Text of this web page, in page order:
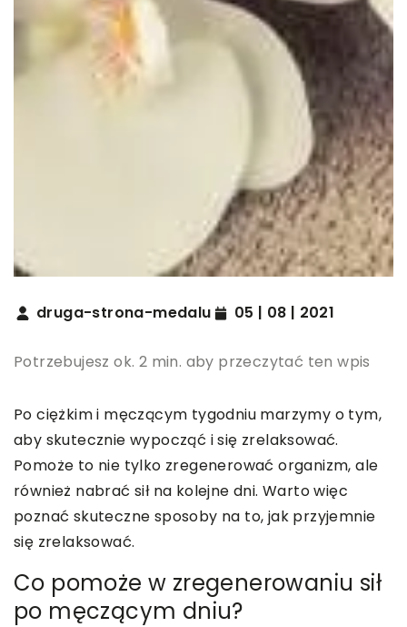
druga-strona-medalu 05 | 08 | 2021
Potrzebujesz ok. 2 min. aby przeczytać ten wpis
Po ciężkim i męczącym tygodniu marzymy o tym,
aby skutecznie wypocząć i się zrelaksować.
Pomoże to nie tylko zregenerować organizm, ale
również nabrać sił na kolejne dni. Warto więc
poznać skuteczne sposoby na to, jak przyjemnie
się zrelaksować.
Co pomoże w zregenerowaniu sił
po męczącym dniu?